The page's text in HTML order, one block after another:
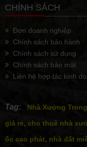
CHÍNH SÁCH
Đơn doanh nghiệp
Chính sách bảo hành
Chính sách sử dụng
Chính sách bảo mật
Liên hệ hợp tác kinh
Tag:
Nhà Xưởng
giá rẻ, cho thuê nhà
ốc cao phát, nhà đất